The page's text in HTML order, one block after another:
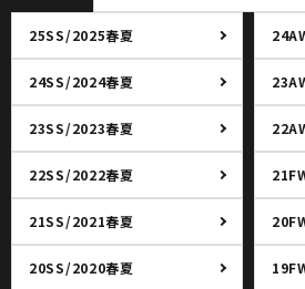
25SS/2025春夏
24SS/2024春夏
23SS/2023春夏
22SS/2022春夏
21SS/2021春夏
20SS/2020春夏